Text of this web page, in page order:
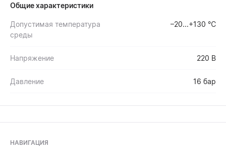
Общие характеристики
Допустимая температура
среды
–20...+130 ℃
Напряжение 220 В
Давление 16 бар
НАВИГАЦИЯ